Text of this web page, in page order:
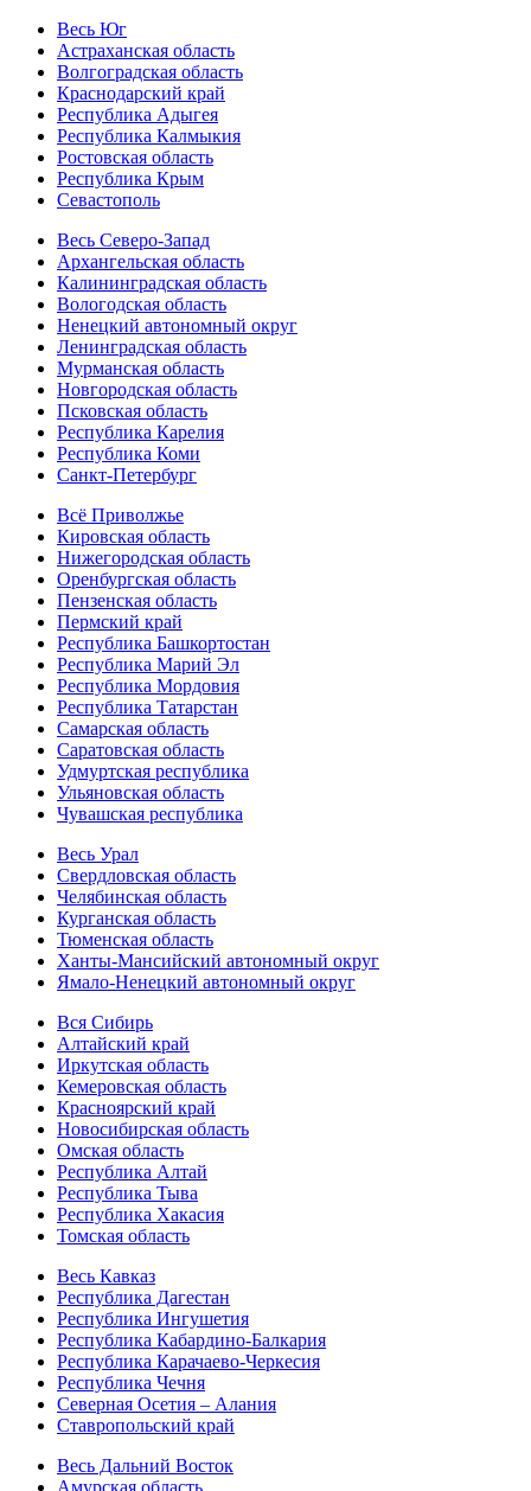
Весь Юг
Астраханская область
Волгоградская область
Краснодарский край
Республика Адыгея
Республика Калмыкия
Ростовская область
Республика Крым
Севастополь
Весь Северо-Запад
Архангельская область
Калининградская область
Вологодская область
Ненецкий автономный округ
Ленинградская область
Мурманская область
Новгородская область
Псковская область
Республика Карелия
Республика Коми
Санкт-Петербург
Всё Приволжье
Кировская область
Нижегородская область
Оренбургская область
Пензенская область
Пермский край
Республика Башкортостан
Республика Марий Эл
Республика Мордовия
Республика Татарстан
Самарская область
Саратовская область
Удмуртская республика
Ульяновская область
Чувашская республика
Весь Урал
Свердловская область
Челябинская область
Курганская область
Тюменская область
Ханты-Мансийский автономный округ
Ямало-Ненецкий автономный округ
Вся Сибирь
Алтайский край
Иркутская область
Кемеровская область
Красноярский край
Новосибирская область
Омская область
Республика Алтай
Республика Тыва
Республика Хакасия
Томская область
Весь Кавказ
Республика Дагестан
Республика Ингушетия
Республика Кабардино-Балкария
Республика Карачаево-Черкесия
Республика Чечня
Северная Осетия – Алания
Ставропольский край
Весь Дальний Восток
Амурская область